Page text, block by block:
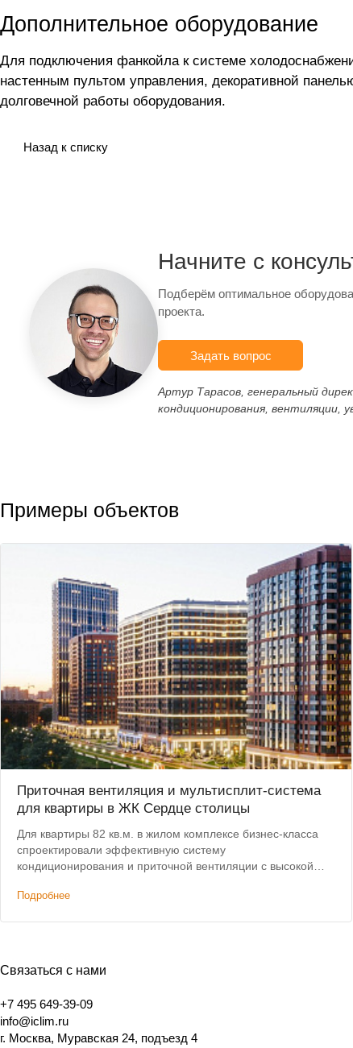
Дополнительное оборудование
Для подключения фанкойла к системе
настенным пультом управления, декоративной
долговечной работы оборудования.
Назад к списку
Начните с
Подберём оптимальное
проекта.
Задать вопрос
Артур Тарасов, генеральный
кондиционирования, вентиляции,
Примеры объектов
Приточная вентиляция и мультисплит-система
для квартиры в ЖК Сердце столицы
Для квартиры 82 кв.м. в жилом комплексе бизнес-класса
спроектировали эффективную систему
кондиционирования и приточной вентиляции с высокой
Подробнее
Связаться с нами
+7 495 649-39-09
info@iclim.ru
г. Москва, Муравская 24, подъезд 4